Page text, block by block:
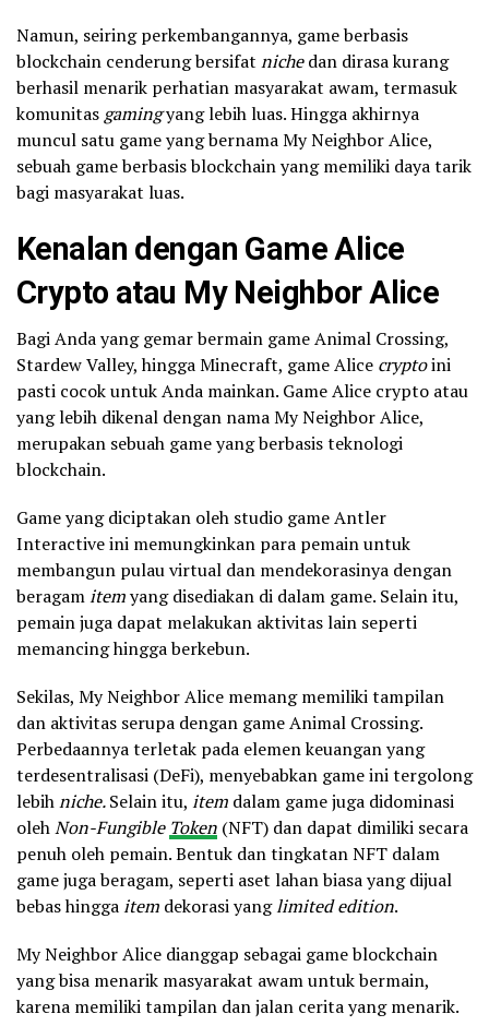
Namun, seiring perkembangannya, game berbasis
blockchain cenderung bersifat nichedan dirasa kurang
berhasil menarik perhatian masyarakat awam, termasuk
komunitas gamingyang lebih luas. Hingga akhirnya
muncul satu game yang bernama My Neighbor Alice,
sebuah game berbasis blockchain yang memiliki daya tarik
bagi masyarakat luas.
Kenalan dengan Game Alice
Crypto atau My Neighbor Alice
Bagi Anda yang gemar bermain game Animal Crossing,
Stardew Valley, hingga Minecraft, game Alice cryptoini
pasti cocok untuk Anda mainkan. Game Alice crypto atau
yang lebih dikenal dengan nama My Neighbor Alice,
merupakan sebuah game yang berbasis teknologi
blockchain.
Game yang diciptakan oleh studio game Antler
Interactive ini memungkinkan para pemain untuk
membangun pulau virtual dan mendekorasinya dengan
beragamitemyang disediakan di dalam game. Selain itu,
pemain juga dapat melakukan aktivitas lain seperti
memancing hingga berkebun.
Sekilas, My Neighbor Alice memang memiliki tampilan
dan aktivitas serupa dengan game Animal Crossing.
Perbedaannya terletak pada elemen keuangan yang
terdesentralisasi (DeFi), menyebabkan game ini tergolong
lebihniche.Selain itu, item dalam game juga didominasi
olehNon-Fungible Token (NFT) dan dapat dimiliki secara
penuh oleh pemain. Bentuk dan tingkatan NFT dalam
game juga beragam, seperti aset lahan biasa yang dijual
bebas hinggaitem dekorasi yanglimited edition.
My Neighbor Alice dianggap sebagai game blockchain
yang bisa menarik masyarakat awam untuk bermain,
karena memiliki tampilan dan jalan cerita yang menarik.